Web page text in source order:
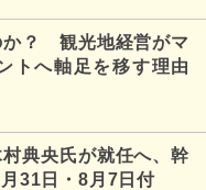
か？ 観光地経営がマ
トへ軸足を移す理由
典央氏が就任へ、幹
31日・8月7日付